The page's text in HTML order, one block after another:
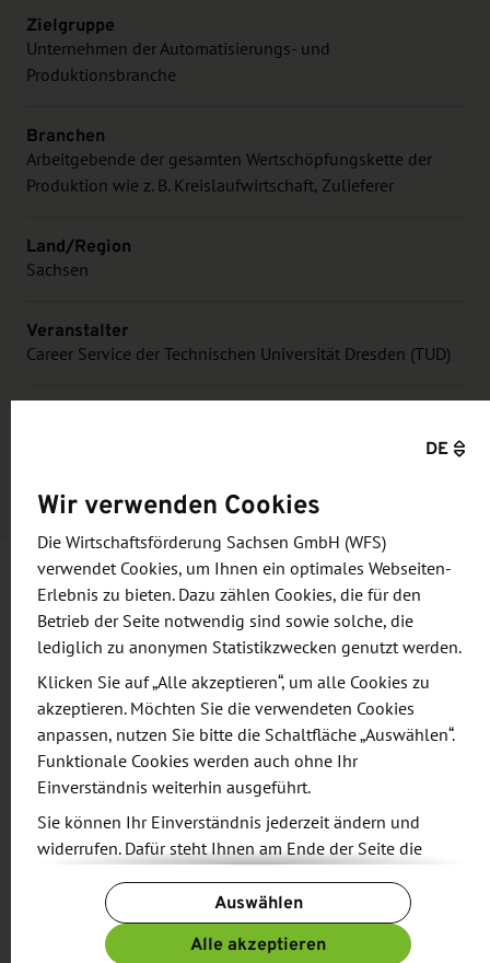
Zielgruppe
Unternehmen der Automatisierungs- und
Produktionsbranche
Branchen
Arbeitgebende der gesamten Wertschöpfungskette der
Produktion wie z. B. Kreislaufwirtschaft, Zulieferer
Land/Region
Sachsen
Veranstalter
Career Service der Technischen Universität Dresden (TUD)
Informationen und Zielsetzung
Wer ist eingeladen?:Arbeitgebende der gesamten
Wertschöpfungskette der Produktion
Robotik & Automatisierung
Produktion & Betrieb
Maschinen- und Anlagenbau
Engineering & Software
Zulieferer & Komponenten
Kreislaufwirtschaft & Logistik
DE
Wir verwenden Cookies
Die Wirtschaftsförderung Sachsen GmbH (WFS)
verwendet Cookies, um Ihnen ein optimales Webseiten-
Erlebnis zu bieten. Dazu zählen Cookies, die für den
Betrieb der Seite notwendig sind sowie solche, die
lediglich zu anonymen Statistikzwecken genutzt werden.
Klicken Sie auf „Alle akzeptieren“, um alle Cookies zu
akzeptieren. Möchten Sie die verwendeten Cookies
anpassen, nutzen Sie bitte die Schaltfläche „Auswählen“.
Funktionale Cookies werden auch ohne Ihr
Einverständnis weiterhin ausgeführt.
Sie können Ihr Einverständnis jederzeit ändern und
widerrufen. Dafür steht Ihnen am Ende der Seite die
Verfügung.
Weitere Informationen finden Sie in unseren
Auswählen
Alle akzeptieren